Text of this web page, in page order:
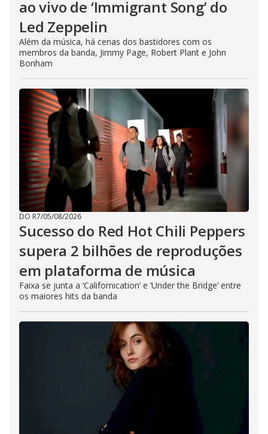
ao vivo de ‘Immigrant Song’ do
Led Zeppelin
Além da música, há cenas dos bastidores com os
membros da banda, Jimmy Page, Robert Plant e John
Bonham
DO R7/05/08/2026
Sucesso do Red Hot Chili Peppers
supera 2 bilhões de reproduções
em plataforma de música
Faixa se junta a ‘Californication’ e ‘Under the Bridge’ entre
os maiores hits da banda